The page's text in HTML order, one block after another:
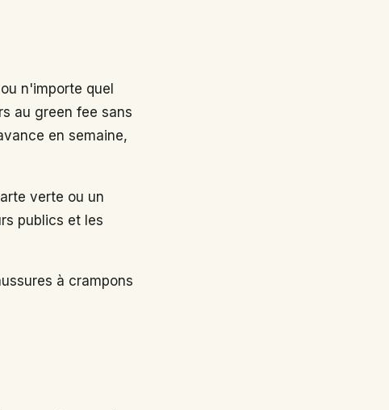
n'importe quel
au green fee sans
en semaine,
verte ou un
publics et les
à crampons